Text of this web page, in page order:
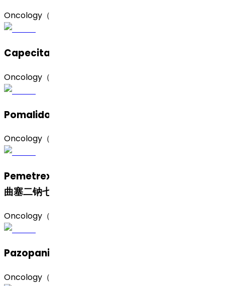
Oncology（肿瘤）
Capecitabine（卡培他滨）
Oncology（肿瘤）
Pomalidomide（泊马度胺）
Oncology（肿瘤）
Pemetrexed Disodium Heptahydrate（培美
曲塞二钠七水合物）
Oncology（肿瘤）
Pazopanib（帕唑帕尼）
Oncology（肿瘤）